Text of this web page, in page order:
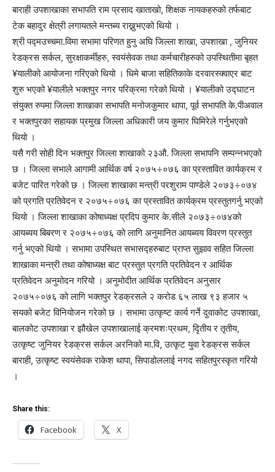
बाराही उपशाखाका सभापति राम प्रसाद खाताखो, शिक्षक नायकहरुको तर्फबाट
टेक बहादुर क्षेत्री लगायतले मन्तब्य राख्नुभएको थियो ।
श्री पद्मउच्चमा.विमा सभामा परिणत हुनु अघि जिल्ला शाखा, उपशाखा , जुनियर
रेडक्रस सर्कल, सुरक्षाकर्मीहरु, स्वयंसेवक तथा कर्मचारीहरुको उपस्थितीमा बृहत
¥यालीको आयोजना गरिएको थियो । धिमे बाजा सहितिकाके दरवारस्क्वाएर बाट
शुरु भएको ¥यालीले भक्तपुर नगर परिक्रमा गरेको थियो । ¥यालीको उद्घाटन
संयुक्त रुपमा जिल्ला शाखाका सभापति मनोजकुमार थापा, पूर्व सभापति के.पीअवाल
र भक्तपुरका सहायक प्रमुख जिल्ला अधिकारी जय कुमार घिमिरेले गर्नुभएको
थियो ।
यसै गरी सोही दिन भक्तपुर जिल्ला शाखाको २३औ. जिल्ला सभापनि सम्पन्नभएको
छ । जिल्ला सभाले आगामी आर्थिक वर्ष २०७५÷०७६ का प्रस्तावित कार्यक्रम र
बजेट पारित गरेको छ । जिल्ला शाखाका मन्त्री परशुराम पाण्डेले २०७३÷०७४
को प्रगति प्रतिवेदन र २०७५÷०७६ का प्रस्तावित कार्यक्रम प्रस्तुतगर्नु भएको
थियो । जिल्ला शाखाका कोषाध्यक्ष प्रदिप कुमार के.सीले २०७३÷०७४को
आयब्यय बिबरण र २०७५÷०७६ को लागि अनुमानित आयब्यय विवरण प्रस्तुत
गर्नु भएको थियो । सभामा उपस्थित सभासद्हरुबाट प्राप्त सुझाव सहित जिल्ला
शाखाका मन्त्री तथा कोषाध्यक्ष बाट प्रस्तुत प्रगति प्रतिवेदन र आर्थिक
प्रतिवेदन अनुमोदन गरियो । अनुमोदीत आर्थिक प्रतिवेदन अनुसार
२०७५÷०७६ को लागि भक्तपुर रेडक्रसले २ करोड ६५ लाख ९३ हजार ५
सयको बजेट विनियोजन गरेको छ । सभामा उत्कृष्ट कार्य गर्ने दुवाकोट उपशाखा,
बालकोट उपशाखा र झौखेल उपशाखालाई क्रमशःप्रथम, दिृतीय र तृतीय,
उत्कृष्ट जुनियर रेडक्रस सर्कल अरनिको मा.वि, उत्कृट युवा रेडक्रस सर्कल
बाराही, उत्कृष्ट स्वयंसेवक राकेश थापा, सिपाडोललाई नगद सहितपुरस्कृत गरियो
।
Share this:
Facebook X